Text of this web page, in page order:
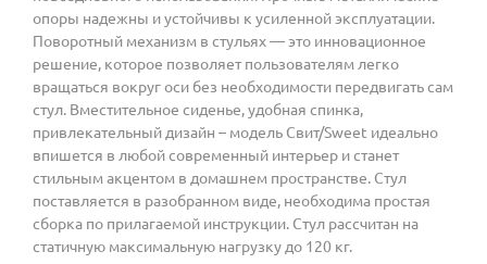
опоры надежны и устойчивы к усиленной эксплуатации.
Поворотный механизм в стульях — это инновационное
решение, которое позволяет пользователям легко
вращаться вокруг оси без необходимости передвигать сам
стул. Вместительное сиденье, удобная спинка,
привлекательный дизайн – модель Свит/Sweet идеально
впишется в любой современный интерьер и станет
стильным акцентом в домашнем пространстве. Стул
поставляется в разобранном виде, необходима простая
сборка по прилагаемой инструкции. Стул рассчитан на
статичную максимальную нагрузку до 120 кг.